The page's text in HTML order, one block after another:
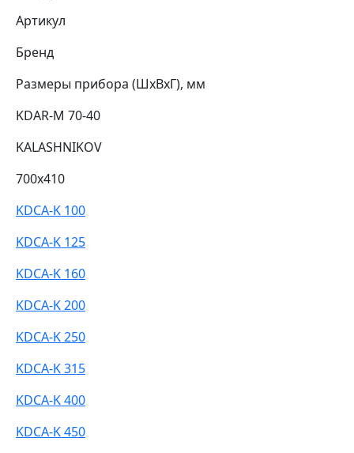
Артикул
Бренд
Размеры прибора (ШхВхГ), мм
KDAR-M 70-40
KALASHNIKOV
700x410
KDCA-K 100
KDCA-K 125
KDCA-K 160
KDCA-K 200
KDCA-K 250
KDCA-K 315
KDCA-K 400
KDCA-K 450